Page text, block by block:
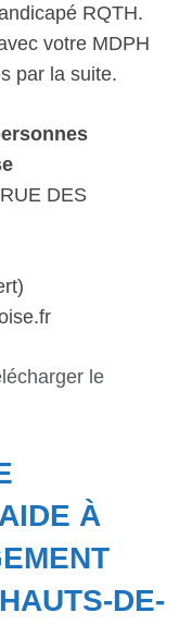
RQTH.
votre MDPH
par la suite.
DES
le
À
DE-